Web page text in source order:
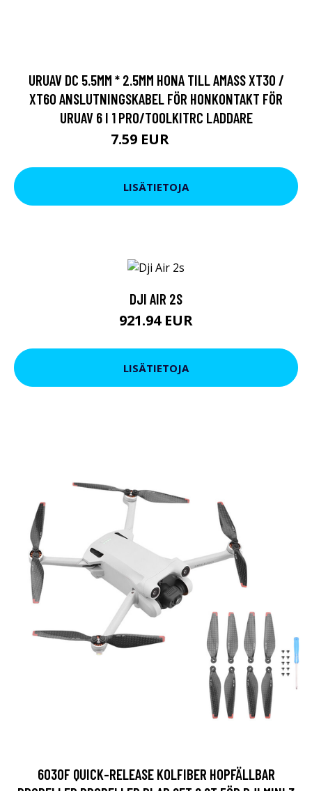
URUAV DC 5.5MM * 2.5MM HONA TILL AMASS XT30 /
XT60 ANSLUTNINGSKABEL FÖR HONKONTAKT FÖR
URUAV 6 I 1 PRO/TOOLKITRC LADDARE
7.59 EUR
LISÄTIETOJA
DJI AIR 2S
921.94 EUR
LISÄTIETOJA
6030F QUICK-RELEASE KOLFIBER HOPFÄLLBAR